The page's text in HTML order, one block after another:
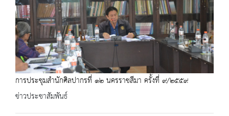
การประชุมสำนักศิลปากรที่ ๑๒ นครราชสีมา ครั้งที่ ๙/๒๕๕๙
ข่าวประชาสัมพันธ์